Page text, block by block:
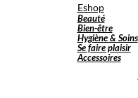
Eshop
Beauté
Bien-être
Hygiène & Soins
Se faire plaisir
Accessoires